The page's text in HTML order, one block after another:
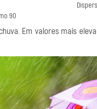
90
Em valores mais